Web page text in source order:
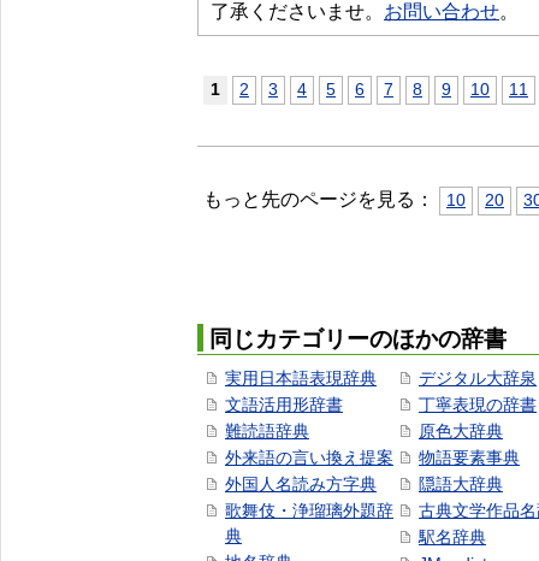
了承くださいませ。 お問い合わせ。
1 2 3 4 5 6 7 8 9 10 11
もっと先のページを見る： 10 20
同じカテゴリーのほかの辞書
実用日本語表現辞典
文語活用形辞書
難読語辞典
外来語の言い換え提案
外国人名読み方字典
歌舞伎・浄瑠璃外題辞
典
デジタル大辞泉
丁寧表現の辞書
原色大辞典
物語要素事典
隠語大辞典
古典文学作品
駅名辞典